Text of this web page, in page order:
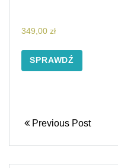
349,00 zł
SPRAWDŹ
Previous Post